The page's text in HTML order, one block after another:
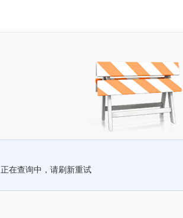
正在查询中，请刷新重试